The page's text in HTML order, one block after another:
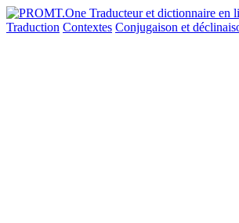
Traduction Contextes Conjugaison et